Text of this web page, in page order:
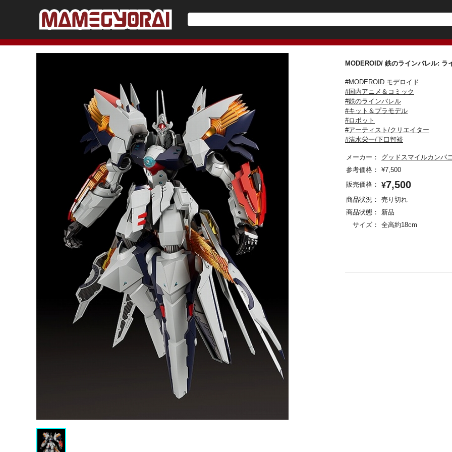
MODEROID/ 鉄のラインバレル:
#MODEROID モデロイド
#国内アニメ＆コミック
#鉄のラインバレル
#キット＆プラモデル
#ロボット
#アーティスト/クリエイター
#清水栄一/下口智裕
メーカー：
グッドスマイルカンパ
参考価格：
¥7,500
販売価格：
¥7,500
商品状況：
売り切れ
商品状態：
新品
サイズ：
全高約18cm